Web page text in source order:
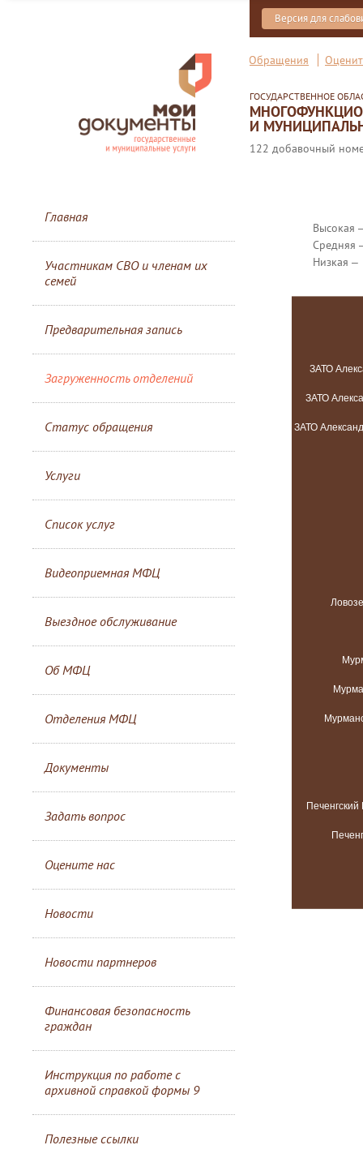
Версия для
Обращения
ГОСУДАРСТВЕННОЕ
И
122 добавочный
Главная
Участникам СВО и членам их
семей
Предварительная запись
Загруженность отделений
Статус обращения
Услуги
Список услуг
Видеоприемная МФЦ
Выездное обслуживание
Об МФЦ
Отделения МФЦ
Документы
Задать вопрос
Оцените нас
Новости
Новости партнеров
Финансовая безопасность
граждан
Инструкция по работе с
архивной справкой формы 9
Полезные ссылки
Высокая
Средняя
Низкая ‒